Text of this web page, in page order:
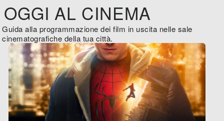
OGGI AL CINEMA
Guida alla programmazione dei film in uscita nelle sale
cinematografiche della tua città.